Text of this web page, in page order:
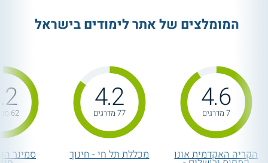
המומלצים של אתר לימודים בישראל
4.6
7 מדרגים
הקריה האקדמית אונו
4.2
77 מדרגים
מכללת תל חי - חינוך
62 מדרגים
סמינר